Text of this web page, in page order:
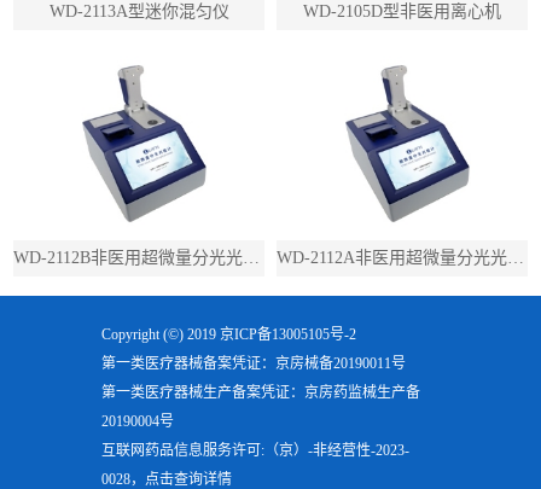
WD-2113A型迷你混匀仪 WD-2105D型非医用离心机
WD-2112B非医用超微量分光光度计（带荧光） WD-2112A非医用超微量分光光度计（不带荧光）
Copyright (©) 2019 京ICP备13005105号-2
第一类医疗器械备案凭证：京房械备20190011号
第一类医疗器械生产备案凭证：京房药监械生产备
20190004号
互联网药品信息服务许可:（京）-非经营性-2023-
0028，点击查询详情